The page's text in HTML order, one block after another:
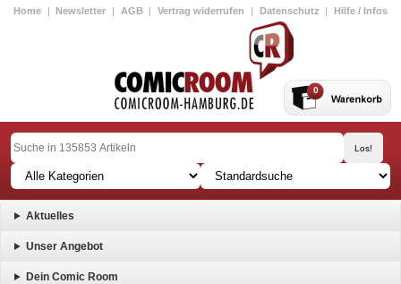
Home | Newsletter | AGB | Vertrag widerrufen | Datenschutz | Hilfe / Infos
0
Aktuelles
Unser Angebot
Dein Comic Room